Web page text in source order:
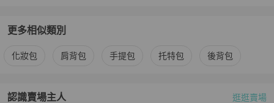
更多相似類別
更多Dior 相似商品推薦
化妝包 肩背包 手提包 托特包 後背包
認識賣場主人 逛逛賣場